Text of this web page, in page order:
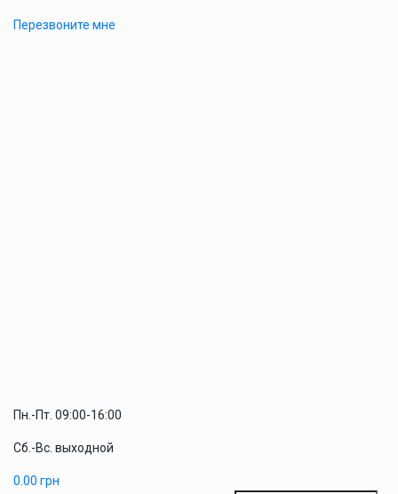
Перезвоните мне
Пн.-Пт. 09:00-16:00
Сб.-Вс. выходной
0.00 грн